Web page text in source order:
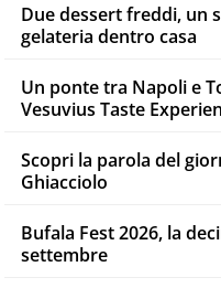
Due dessert freddi, un
gelateria dentro casa
Un ponte tra Napoli e
Vesuvius Taste
Scopri la parola del
Ghiacciolo
Bufala Fest 2026, la
settembre